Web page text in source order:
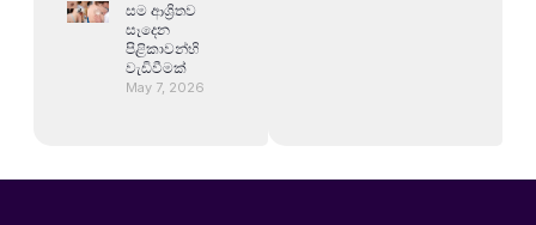
සම ආශ්‍රිතව
සෑදෙන
පිළිකාවන්හි
වැඩිවීමක්
May 7, 2026